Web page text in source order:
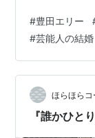
#豊田エリー
#芸能人の結婚
ほらほら
『誰かひ